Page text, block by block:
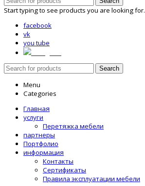
Start typing to see products you are looking for.
facebook
vk
you tube
Search
Menu
Categories
Главная
услуги
Перетяжка мебели
партнеры
Портфолио
информация
Контакты
Сертификаты
Правила эксплуатации мебели